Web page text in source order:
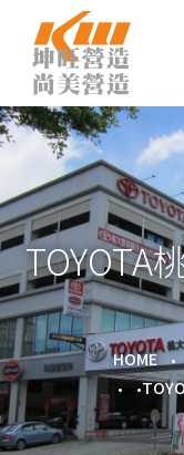
TOYOTA
HOME